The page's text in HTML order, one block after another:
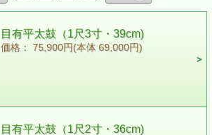
目有平太鼓（1尺3寸・39cm)
価格： 75,900円(本体 69,000円)
目有平太鼓（1尺2寸・36cm)